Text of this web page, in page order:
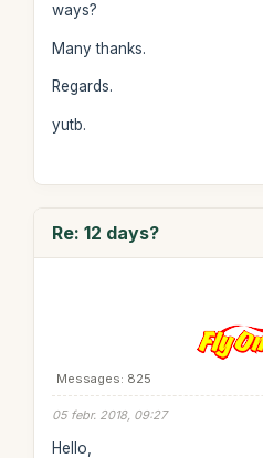
ways?
Many thanks.
Regards.
yutb.
Re: 12 days?
Messages: 825
05 febr. 2018, 09:27
Hello,